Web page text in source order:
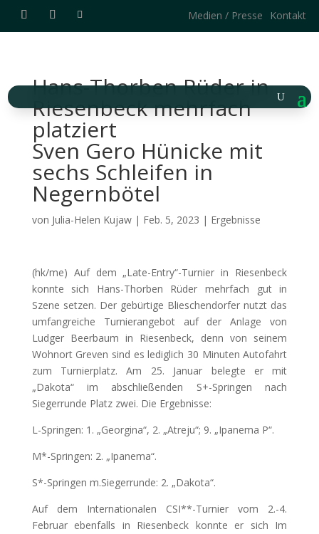
Medien / Presse Kontakt
Hans-Thorben Rüder in
Riesenbeck mehrfach
platziert
Sven Gero Hünicke mit
sechs Schleifen in
Negernbötel
von Julia-Helen Kujaw| Feb. 5, 2023 | Ergebnisse
(hk/me) Auf dem „Late-Entry“-Turnier in Riesenbeck
konnte sich Hans-Thorben Rüder mehrfach gut in
Szene setzen. Der gebürtige Blieschendorfernutzt das
umfangreiche Turnierangebot auf der Anlage von
Ludger Beerbaum in Riesenbeck, denn von seinem
Wohnort Greven sind es lediglich 30 Minuten Autofahrt
zum Turnierplatz. Am 25. Januar belegte er mit
„Dakota“ im abschließenden S+-Springen nach
Siegerrunde Platz zwei. Die Ergebnisse:
L-Springen: 1. „Georgina“, 2. „Atreju“; 9. „Ipanema P“.
M*-Springen: 2. „Ipanema“.
S*-Springen m.Siegerrunde: 2. „Dakota“.
Auf dem Internationalen CSI**-Turnier vom 2.-4.
Februar ebenfalls in Riesenbeck konnte er sich Im